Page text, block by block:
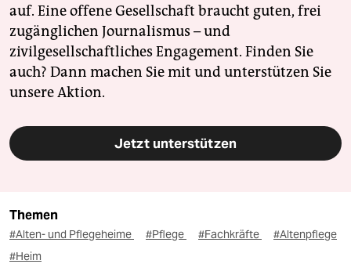
auf. Eine offene Gesellschaft braucht guten, frei
zugänglichen Journalismus – und
zivilgesellschaftliches Engagement. Finden Sie
auch? Dann machen Sie mit und unterstützen Sie
unsere Aktion.
Jetzt unterstützen
Themen
#Alten- und Pflegeheime #Pflege #Fachkräfte
#Altenpflege
#Heim